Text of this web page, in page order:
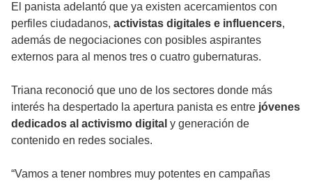
El panista adelantó que ya existen acercamientos con
perfiles ciudadanos, activistas digitales e influencers,
además de negociaciones con posibles aspirantes
externos para al menos tres o cuatro gubernaturas.
Triana reconoció que uno de los sectores donde más
interés ha despertado la apertura panista es entre jóvenes
dedicados al activismo digital y generación de
contenido en redes sociales.
“Vamos a tener nombres muy potentes en campañas